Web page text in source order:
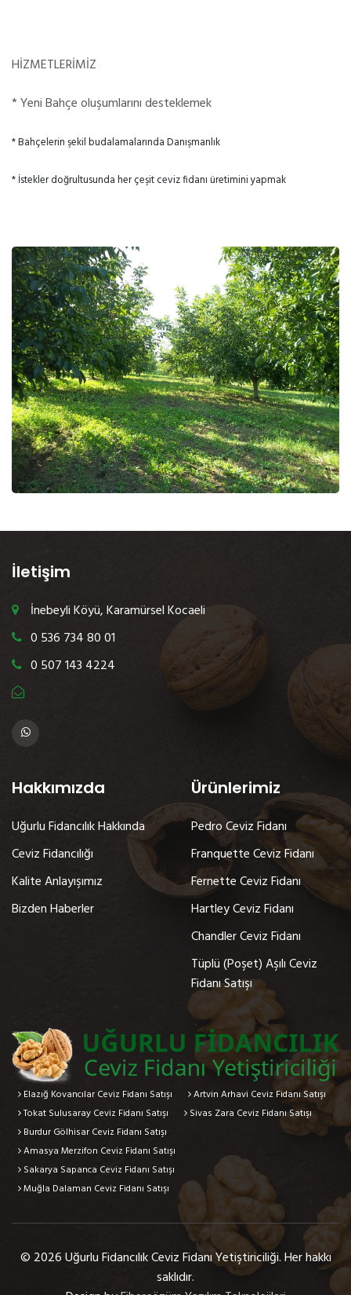
HİZMETLERİMİZ
* Yeni Bahçe oluşumlarını desteklemek
* Bahçelerin şekil budalamalarında Danışmanlık
* İstekler doğrultusunda her çeşit ceviz fidanı üretimini yapmak
İletişim
İnebeyli Köyü, Karamürsel Kocaeli
0 536 734 80 01
0 507 143 4224
Hakkımızda
Uğurlu Fidancılık Hakkında
Ceviz Fidancılığı
Kalite Anlayışımız
Bizden Haberler
Ürünlerimiz
Pedro Ceviz Fidanı
Franquette Ceviz Fidanı
Fernette Ceviz Fidanı
Hartley Ceviz Fidanı
Chandler Ceviz Fidanı
Tüplü (Poşet) Aşılı Ceviz
Fidanı Satışı
Elazığ Kovancılar Ceviz Fidanı Satışı
Artvin Arhavi Ceviz Fidanı Satışı
Tokat Sulusaray Ceviz Fidanı Satışı
Sivas Zara Ceviz Fidanı Satışı
Burdur Gölhisar Ceviz Fidanı Satışı
Amasya Merzifon Ceviz Fidanı Satışı
Sakarya Sapanca Ceviz Fidanı Satışı
Muğla Dalaman Ceviz Fidanı Satışı
© 2026 Uğurlu Fidancılık Ceviz Fidanı Yetiştiriciliği. Her hakkı
saklıdır.